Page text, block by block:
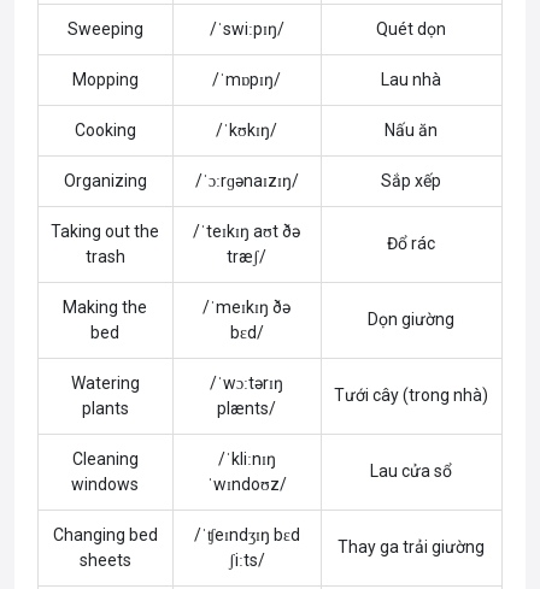
Sweeping /ˈswiːpɪŋ/ Quét dọn
Mopping /ˈmɒpɪŋ/ Lau nhà
Cooking /ˈkʊkɪŋ/ Nấu ăn
Organizing /ˈɔːrɡənaɪzɪŋ/ Sắp xếp
Taking out the
trash
/ˈteɪkɪŋ aʊt ðə
træʃ/
Đổ rác
Making the
bed
/ˈmeɪkɪŋ ðə
bɛd/
Dọn giường
Watering
plants
/ˈwɔːtərɪŋ
plænts/
Tưới cây (trong nhà)
Cleaning
windows
/ˈkliːnɪŋ
ˈwɪndoʊz/
Lau cửa sổ
Changing bed
sheets
/ˈʧeɪndʒɪŋ bɛd
ʃiːts/
Thay ga trải giường